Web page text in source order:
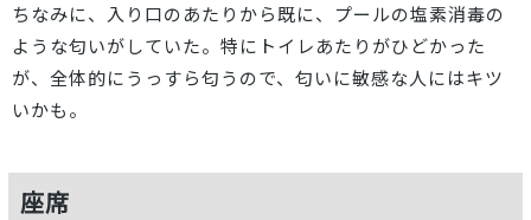
ちなみに、入り口のあたりから既に、プールの塩素消毒の
ような匂いがしていた。特にトイレあたりがひどかった
が、全体的にうっすら匂うので、匂いに敏感な人にはキツ
いかも。
座席